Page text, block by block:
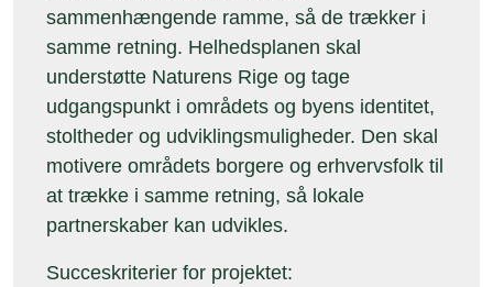
sammenhængende ramme, så de trækker i
samme retning. Helhedsplanen skal
understøtte Naturens Rige og tage
udgangspunkt i områdets og byens identitet,
stoltheder og udviklingsmuligheder. Den skal
motivere områdets borgere og erhvervsfolk til
at trække i samme retning, så lokale
partnerskaber kan udvikles.
Succeskriterier for projektet: